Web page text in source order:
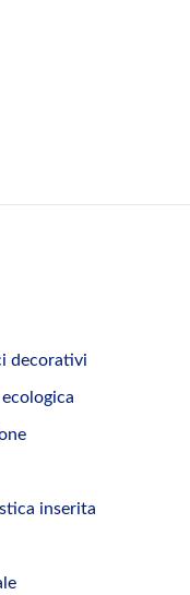
decorativi
inserita